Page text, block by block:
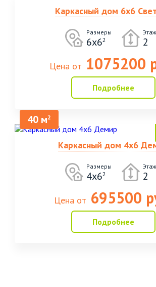
Каркасный дом 6х6
Размеры
6х62 2
Цена от 1075200
Подробнее
40 м2
Каркасный дом 4х6
Размеры
4х62 2
Цена от 695500
Подробнее